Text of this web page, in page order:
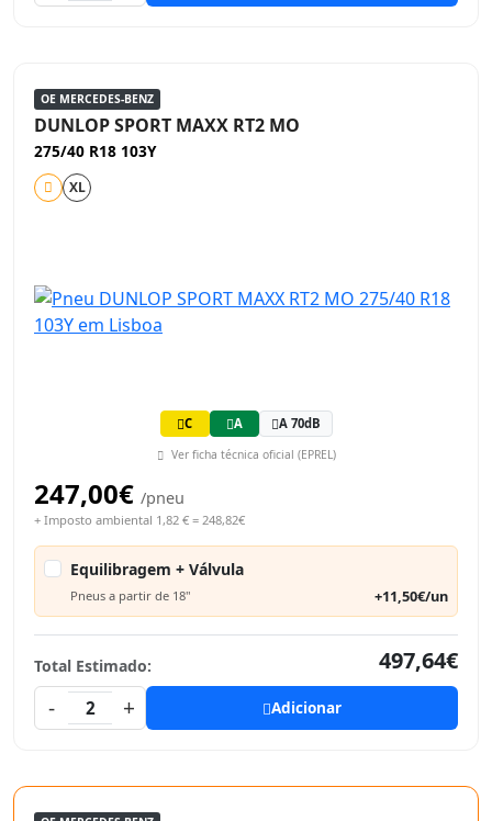
OE MERCEDES-BENZ
DUNLOP SPORT MAXX RT2 MO
275/40 R18 103Y
XL
C A A 70dB
Ver ficha técnica oficial (EPREL)
247,00€ /pneu
+ Imposto ambiental 1,82 € = 248,82€
Equilibragem + Válvula
Pneus a partir de 18" +11,50€/un
Total Estimado:
497,64€
-
2 + Adicionar